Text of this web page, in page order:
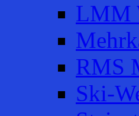
LMM
RMS
Ski-